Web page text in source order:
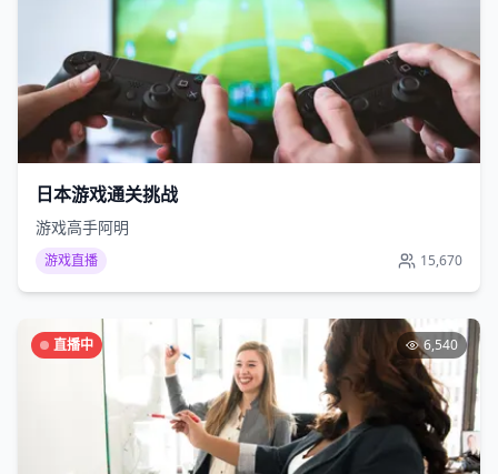
日本游戏通关挑战
游戏高手阿明
游戏直播 15,670
直播中 6,540